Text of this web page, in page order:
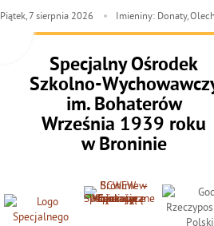
Specjalny Ośrodek
Szkolno-
im. Bohaterów
Września 1939 roku
w Broninie
Piątek, 7 sierpnia 2026 Imieniny: Donaty,